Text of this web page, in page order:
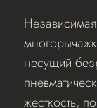
несущий
жесткость,